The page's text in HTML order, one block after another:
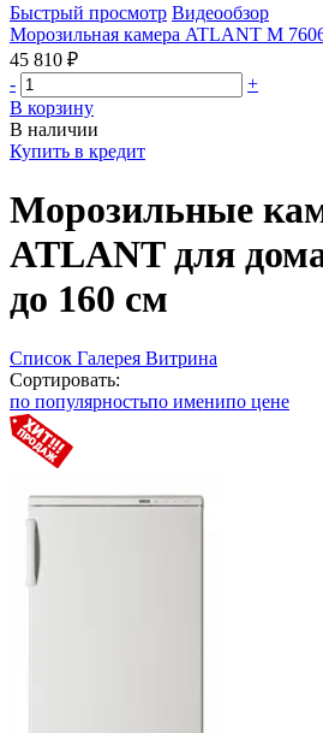
Быстрый просмотр Видеообзор
Морозильная камера ATLANT М
45 810 ₽
-
+
В корзину
В наличии
Купить в кредит
Морозильные
ATLANT для
до 160 см
Список Галерея Витрина
Сортировать:
по популярностьпо именипо цене